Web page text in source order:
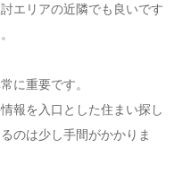
エリアの近隣でも良いです
に重要です。
報を入口とした住まい探し
のは少し手間がかかりま